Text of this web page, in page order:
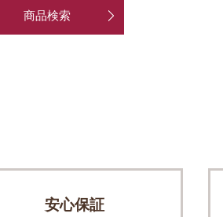
商品検索
安心保証